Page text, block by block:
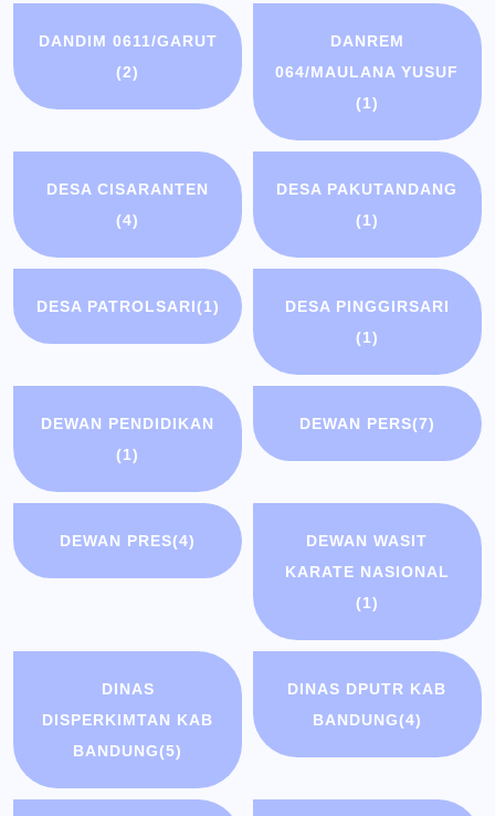
DANDIM 0611/GARUT
(2)
DANREM
064/MAULANA YUSUF
(1)
DESA CISARANTEN
(4)
DESA PAKUTANDANG
(1)
DESA PATROLSARI(1)
DESA PINGGIRSARI
(1)
DEWAN PENDIDIKAN
(1)
DEWAN PERS(7)
DEWAN PRES(4)
DEWAN WASIT
KARATE NASIONAL
(1)
DINAS
DISPERKIMTAN KAB
BANDUNG(5)
DINAS DPUTR KAB
BANDUNG(4)